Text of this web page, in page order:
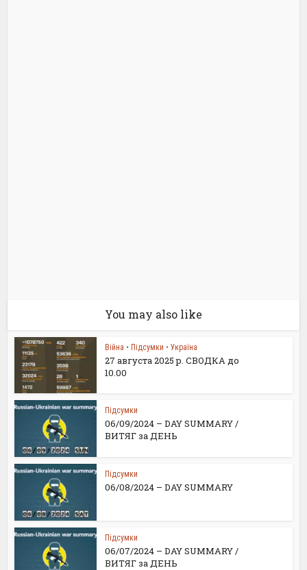
You may also like
Війна • Підсумки • Україна
27 августа 2025 р. СВОДКА до
10.00
Підсумки
06/09/2024 – DAY SUMMARY /
ВИТЯГ за ДЕНЬ
Підсумки
06/08/2024 – DAY SUMMARY
Підсумки
06/07/2024 – DAY SUMMARY /
ВИТЯГ за ДЕНЬ